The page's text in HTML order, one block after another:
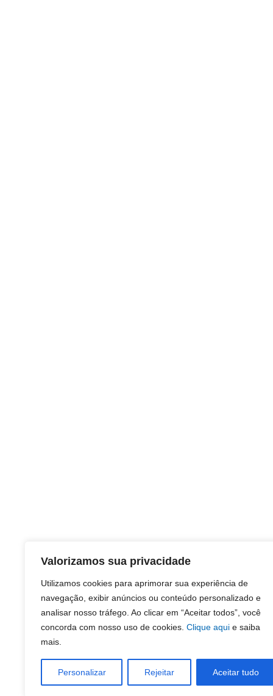
Valorizamos sua privacidade
Utilizamos cookies para aprimorar sua experiência de
navegação, exibir anúncios ou conteúdo personalizado e
analisar nosso tráfego. Ao clicar em “Aceitar todos”, você
concorda com nosso uso de cookies. Clique aqui e saiba
mais.
Personalizar Rejeitar Aceitar tudo